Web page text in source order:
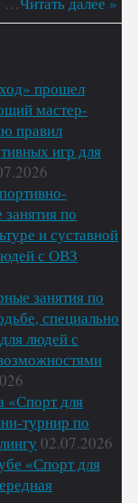
прошел
мастер-
правил
игр для
по
и суставной
с ОВЗ
занятия по
специально
людей с
«Спорт для
турнир по
02.07.2026
«Спорт для